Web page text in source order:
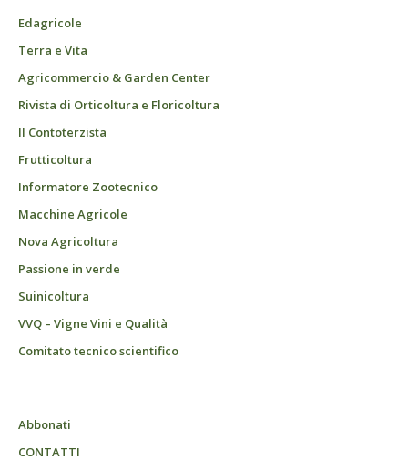
Edagricole
Terra e Vita
Agricommercio & Garden Center
Rivista di Orticoltura e Floricoltura
Il Contoterzista
Frutticoltura
Informatore Zootecnico
Macchine Agricole
Nova Agricoltura
Passione in verde
Suinicoltura
VVQ – Vigne Vini e Qualità
Comitato tecnico scientifico
Abbonati
CONTATTI